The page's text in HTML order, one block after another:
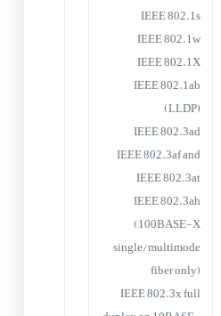
IEEE 802.1s
IEEE 802.1w
IEEE 802.1X
IEEE 802.1ab
(LLDP)
IEEE 802.3ad
IEEE 802.3af and
IEEE 802.3at
IEEE 802.3ah
(100BASE-X
single/multimode
fiber only)
IEEE 802.3x full